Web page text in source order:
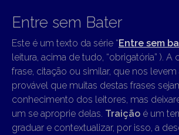
Entre sem Bater
Este é um texto da série “Entre sem
leitura, acima de tudo, “obrigatória” ). A
frase, citação ou similar, que nos levem
provável que muitas destas frases
conhecimento dos leitores, mas
um se aproprie delas. Traição é um
graduar e contextualizar, por isso, a